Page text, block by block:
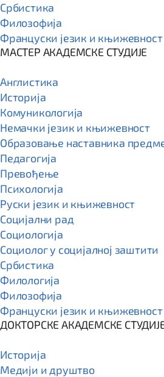
Србистика
Филозофија
Француски језик и књижевност
МАСТЕР АКАДЕМСКЕ СТУДИЈЕ
Англистика
Историја
Комуникологија
Немачки језик и књижевност
Образовање наставника
Педагогија
Превођење
Психологија
Руски језик и књижевност
Социјални рад
Социологија
Социолог у социјалној заштити
Србистика
Филологија
Филозофија
Француски језик и књижевност
ДОКТОРСКЕ АКАДЕМСКЕ
Историја
Медији и друштво